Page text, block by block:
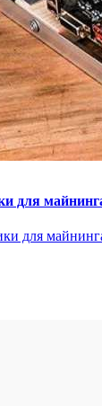
для
для